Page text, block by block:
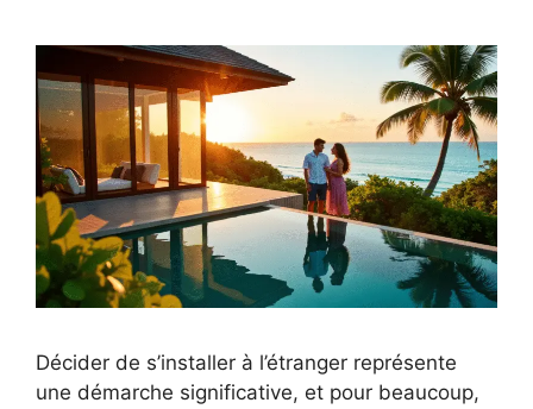
Décider de s’installer à l’étranger représente
une démarche significative, et pour beaucoup,